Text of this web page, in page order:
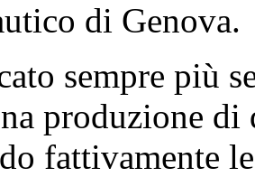
di Genova.
sempre più
produzione
fattivamente